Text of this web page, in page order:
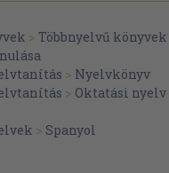
> Többnyelvű könyvek
> Nyelvkönyv
> Oktatási nyelv
> Spanyol